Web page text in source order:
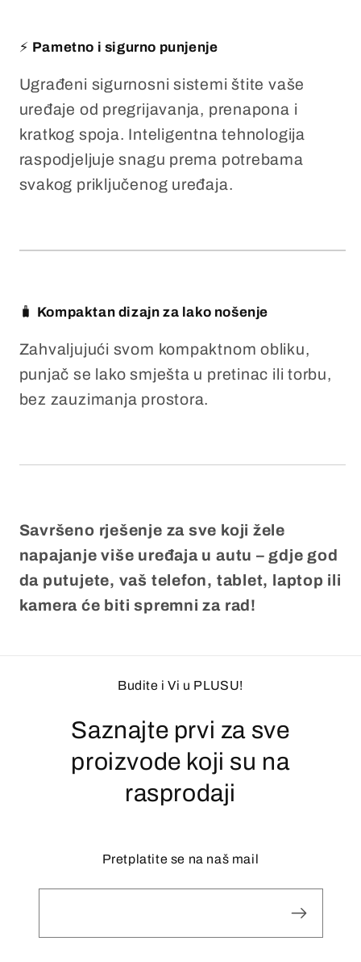
⚡ Pametno i sigurno punjenje
Ugrađeni sigurnosni sistemi štite vaše
uređaje od pregrijavanja, prenapona i
kratkog spoja. Inteligentna tehnologija
raspodjeljuje snagu prema potrebama
svakog priključenog uređaja.
🧳 Kompaktan dizajn za lako nošenje
Zahvaljujući svom kompaktnom obliku,
punjač se lako smješta u pretinac ili torbu,
bez zauzimanja prostora.
Savršeno rješenje za sve koji žele
napajanje više uređaja u autu – gdje god
da putujete, vaš telefon, tablet, laptop ili
kamera će biti spremni za rad!
Budite i Vi u PLUSU!
Saznajte prvi za sve
proizvode koji su na
rasprodaji
Pretplatite se na naš mail